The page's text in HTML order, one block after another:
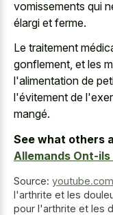
vomissements qui
élargi et ferme.
Le traitement
gonflement, et les
l'alimentation de
l'évitement de
mangé.
See what others
Allemands Ont-ils
Source: youtube.com
l'arthrite et les
pour l'arthrite et les